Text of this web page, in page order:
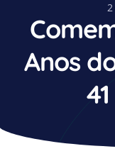
2
Anos